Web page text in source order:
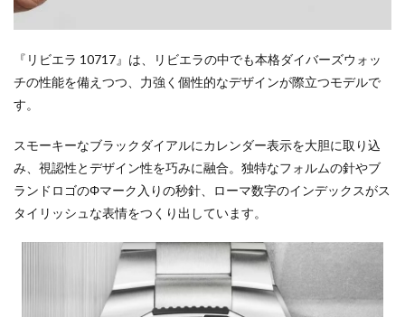
『リビエラ 10717』は、リビエラの中でも本格ダイバーズウォッ
チの性能を備えつつ、力強く個性的なデザインが際立つモデルで
す。
スモーキーなブラックダイアルにカレンダー表示を大胆に取り込
み、視認性とデザイン性を巧みに融合。独特なフォルムの針やブ
ランドロゴのΦマーク入りの秒針、ローマ数字のインデックスがス
タイリッシュな表情をつくり出しています。